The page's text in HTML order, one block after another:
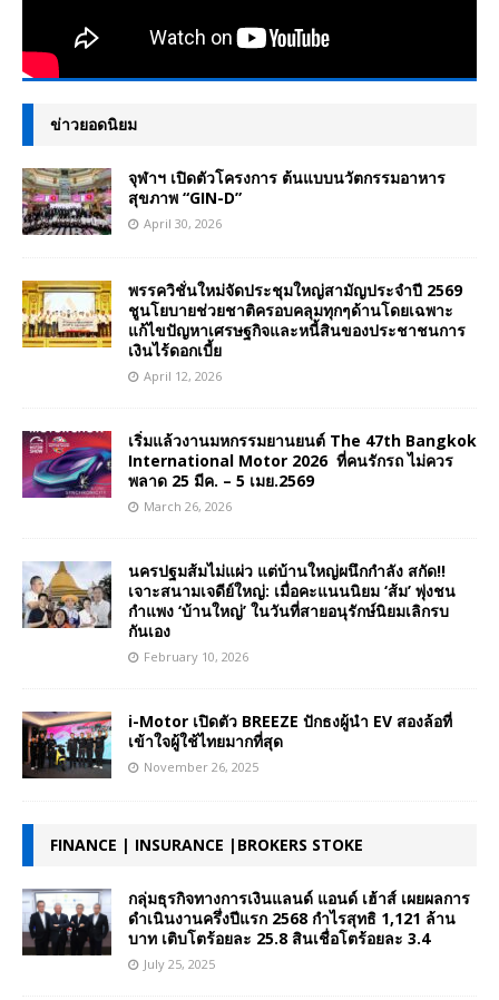
ข่าวยอดนิยม
จุฬาฯ เปิดตัวโครงการ ต้นแบบนวัตกรรมอาหาร
สุขภาพ “GIN-D”
April 30, 2026
พรรควิชั่นใหม่จัดประชุมใหญ่สามัญประจำปี 2569
ชูนโยบายช่วยชาติครอบคลุมทุกๆด้านโดยเฉพาะ
แก้ไขปัญหาเศรษฐกิจและหนี้สินของประชาชนการ
เงินไร้ดอกเบี้ย
April 12, 2026
เริ่มแล้วงานมหกรรมยานยนต์ The 47th Bangkok
International Motor 2026 ที่คนรักรถ ไม่ควร
พลาด 25 มีค. – 5 เมย.2569
March 26, 2026
นครปฐมส้มไม่แผ่ว แต่บ้านใหญ่ผนึกกำลัง สกัด!!
เจาะสนามเจดีย์ใหญ่: เมื่อคะแนนนิยม ‘ส้ม’ พุ่งชน
กำแพง ‘บ้านใหญ่’ ในวันที่สายอนุรักษ์นิยมเลิกรบ
กันเอง
February 10, 2026
i-Motor เปิดตัว BREEZE ปักธงผู้นำ EV สองล้อที่
เข้าใจผู้ใช้ไทยมากที่สุด
November 26, 2025
FINANCE | INSURANCE |BROKERS STOKE
กลุ่มธุรกิจทางการเงินแลนด์ แอนด์ เฮ้าส์ เผยผลการ
ดำเนินงานครึ่งปีแรก 2568 กำไรสุทธิ 1,121 ล้าน
บาท เติบโตร้อยละ 25.8 สินเชื่อโตร้อยละ 3.4
July 25, 2025